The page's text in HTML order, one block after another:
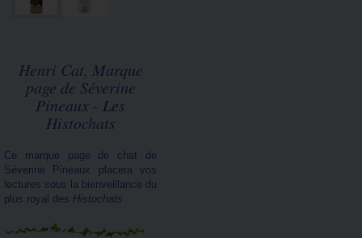
Henri Cat, Marque
page de Séverine
Pineaux - Les
Histochats
Ce marque page de chat de
Séverine Pineaux placera vos
lectures sous la bienveillance du
plus royal des Histochats.